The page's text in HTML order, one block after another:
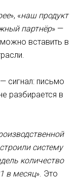
», «наш продукт
партнёр» —
вставить в
сигнал: письмо
разбирается в
систему
количество
в месяц». Это